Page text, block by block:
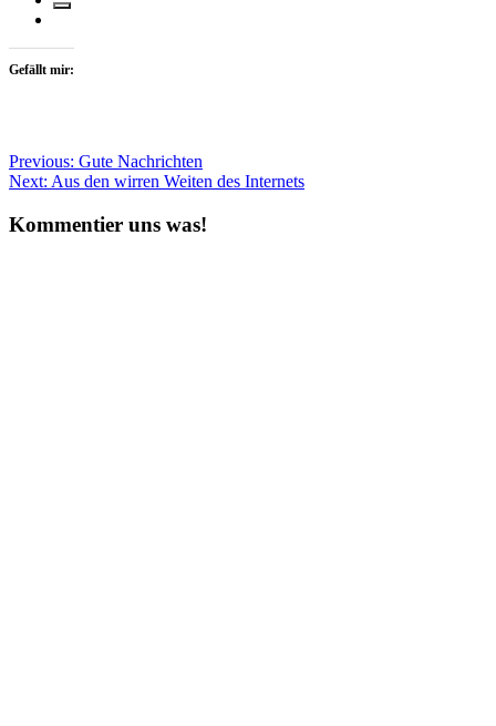
Gefällt mir:
Beitragsnavigation
Previous: Gute Nachrichten
Next: Aus den wirren Weiten des Internets
Kommentier uns was!